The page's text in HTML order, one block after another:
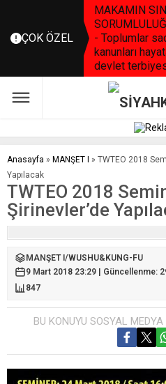
ÇOK ÖZEL
MAKAMIN
- Toplumlar
kanunları
devlet
Anasayfa » MANŞET I » TWTEO 2018
Yapılacak
TWTEO 2018
Şirinevler’de
MANŞET I /WUSHU&KUNG-FU
9 Mart 2018 23:29 | Güncellenme:
847
BU KONUYU SOSYAL